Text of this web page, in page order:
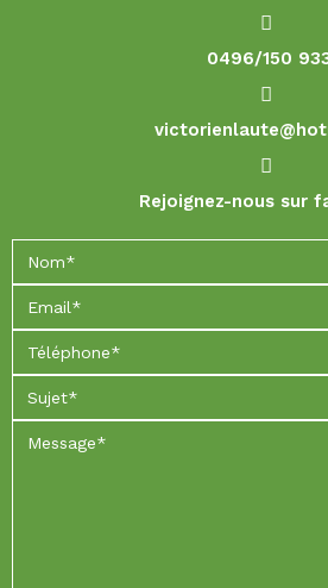
0496/150
Rejoignez-nous sur